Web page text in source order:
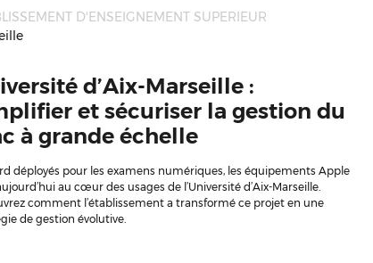
D'ENSEIGNEMENT SUPERIEUR
d’Aix-Marseille :
et sécuriser la gestion du
à grande échelle
déployés pour les examens numériques, les équipements Apple
au cœur des usages de l’Université d’Aix-Marseille.
comment l’établissement a transformé ce projet en une
de gestion évolutive.